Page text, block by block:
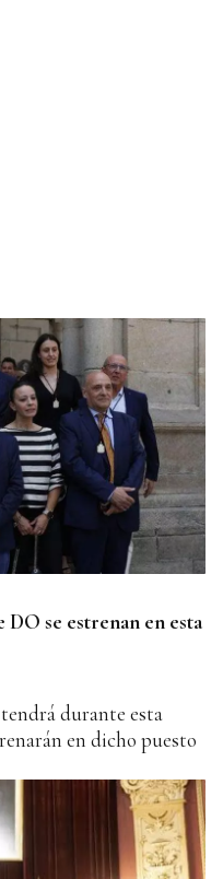
se estrenan en esta
durante esta
en dicho puesto